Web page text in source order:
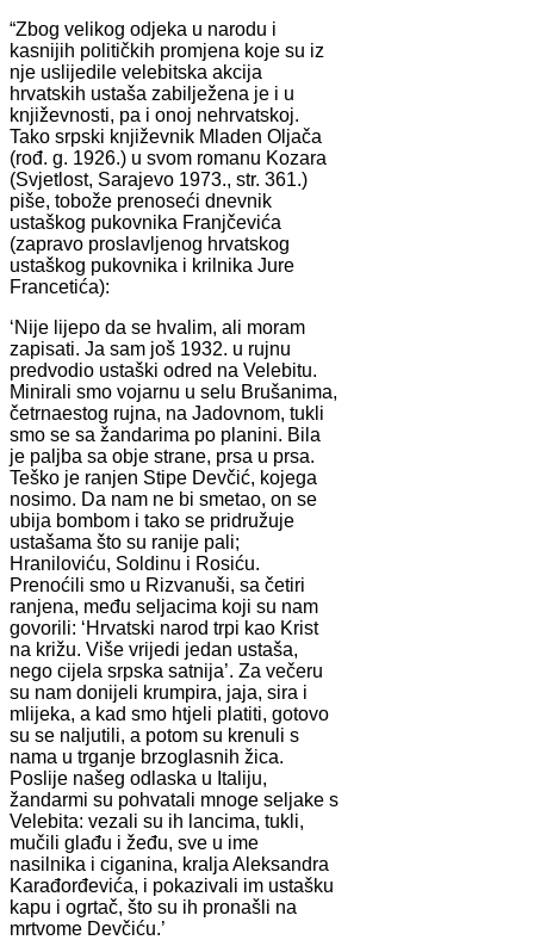
“Zbog velikog odjeka u narodu i
kasnijih političkih promjena koje su iz
nje uslijedile velebitska akcija
hrvatskih ustaša zabilježena je i u
književnosti, pa i onoj nehrvatskoj.
Tako srpski književnik Mladen Oljača
(rođ. g. 1926.) u svom romanu Kozara
(Svjetlost, Sarajevo 1973., str. 361.)
piše, tobože prenoseći dnevnik
ustaškog pukovnika Franjčevića
(zapravo proslavljenog hrvatskog
ustaškog pukovnika i krilnika Jure
Francetića):
‘Nije lijepo da se hvalim, ali moram
zapisati. Ja sam još 1932. u rujnu
predvodio ustaški odred na Velebitu.
Minirali smo vojarnu u selu Brušanima,
četrnaestog rujna, na Jadovnom, tukli
smo se sa žandarima po planini. Bila
je paljba sa obje strane, prsa u prsa.
Teško je ranjen Stipe Devčić, kojega
nosimo. Da nam ne bi smetao, on se
ubija bombom i tako se pridružuje
ustašama što su ranije pali;
Hraniloviću, Soldinu i Rosiću.
Prenoćili smo u Rizvanuši, sa četiri
ranjena, među seljacima koji su nam
govorili: ‘Hrvatski narod trpi kao Krist
na križu. Više vrijedi jedan ustaša,
nego cijela srpska satnija’. Za večeru
su nam donijeli krumpira, jaja, sira i
mlijeka, a kad smo htjeli platiti, gotovo
su se naljutili, a potom su krenuli s
nama u trganje brzoglasnih žica.
Poslije našeg odlaska u Italiju,
žandarmi su pohvatali mnoge seljake s
Velebita: vezali su ih lancima, tukli,
mučili glađu i žeđu, sve u ime
nasilnika i ciganina, kralja Aleksandra
Karađorđevića, i pokazivali im ustašku
kapu i ogrtač, što su ih pronašli na
mrtvome Devčiću.’